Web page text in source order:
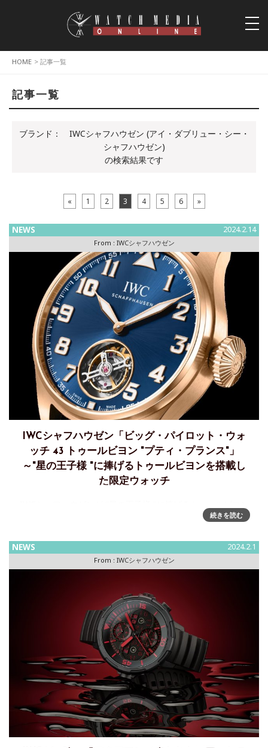
HOME > 記事一覧
記事一覧
ブランド：
IWCシャフハウゼン (アイ・ダブリュー・シー・
シャフハウゼン)
の検索結果です
« 1 2 3 4 5 6 »
NEWS 2024.2.14
From : IWCシャフハウゼン
IWCシャフハウゼン「ビッグ・パイロット・ウォ
ッチ 43 トゥールビヨン "プティ・プランス"」
～"星の王子様 "に捧げるトゥールビヨンを搭載し
た限定ウォッチ
を搭載した限定「ビッグ・パイロット・ウォッチ43」を発表
にオマージュを捧げた「パイロット・ウォッチ」の伝統を受
け継ぎ
続きを読む
NEWS 2024.2.1
From : IWCシャフハウゼン